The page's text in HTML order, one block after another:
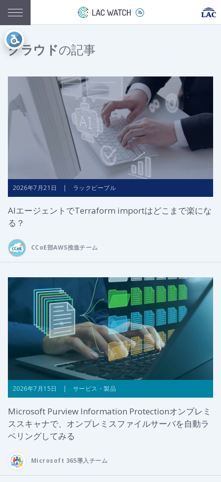
クラウドの記事
2026年7月21日 | ラックピープル
AIエージェントでTerraform importはどこまで楽にな
る？
CCoE部AWS推進チーム
2026年7月15日 | サービス・製品
Microsoft Purview Information Protectionオンプレミ
ススキャナで、オンプレミスファイルサーバを自動ラ
ベリングしてみる
Microsoft 365導入チーム